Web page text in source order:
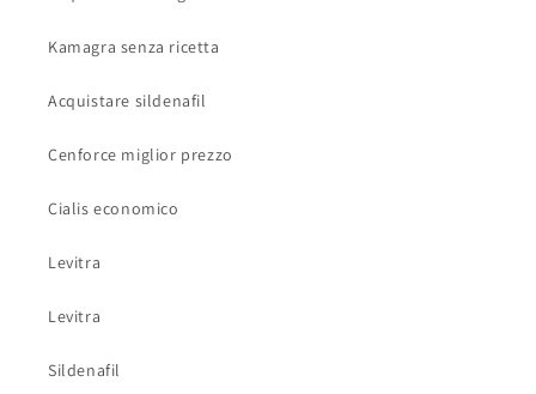
Kamagra senza ricetta
Acquistare sildenafil
Cenforce miglior prezzo
Cialis economico
Levitra
Levitra
Sildenafil